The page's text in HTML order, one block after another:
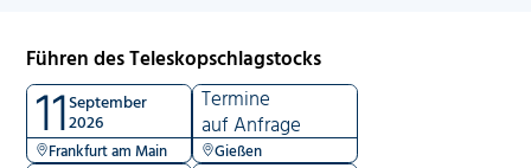
Führen des Teleskopschlagstocks
11September
2026
Frankfurt am Main
Termine
auf Anfrage
Gießen